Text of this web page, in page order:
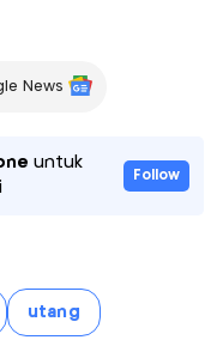
News
untuk
Follow
utang